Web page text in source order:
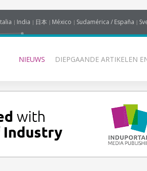
India 日本 México Sudamérica / España
NIEUWS DIEPGAANDE ARTIKELEN